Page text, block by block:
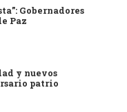
Gobernadores
Paz
y nuevos
patrio